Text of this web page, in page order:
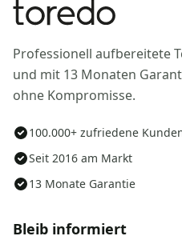
Professionell aufbereitete
und mit 13 Monaten
ohne Kompromisse.
100.000+ zufriedene
Seit 2016 am Markt
13 Monate Garantie
Bleib informiert